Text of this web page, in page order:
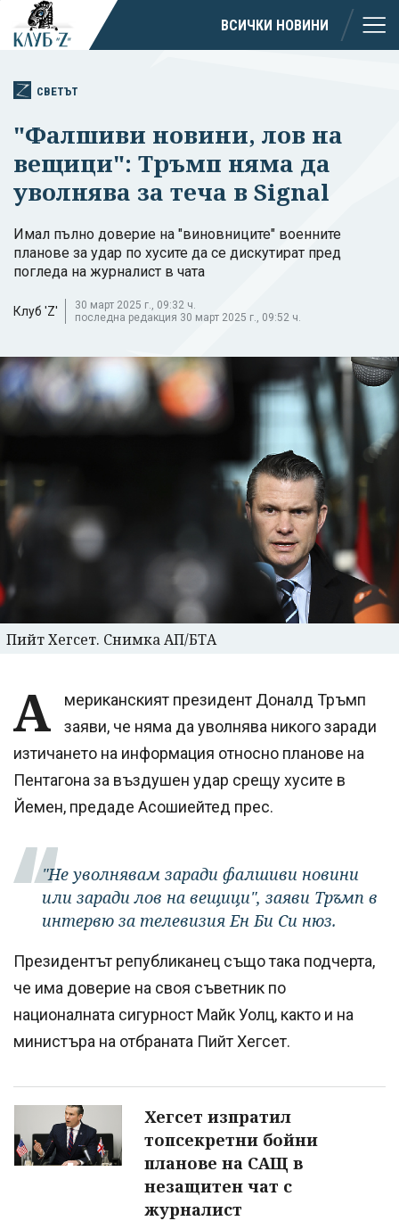
ВСИЧКИ НОВИНИ
СВЕТЪТ
"Фалшиви новини, лов на
вещици": Тръмп няма да
уволнява за теча в Signal
Имал пълно доверие на "виновниците" военните
планове за удар по хусите да се дискутират пред
погледа на журналист в чата
Клуб 'Z'
30 март 2025 г., 09:32 ч.
последна редакция 30 март 2025 г., 09:52 ч.
Пийт Хегсет. Снимка АП/БТА
А
мериканският президент Доналд Тръмп
заяви, че няма да уволнява никого заради
изтичането на информация относно планове на
Пентагона за въздушен удар срещу хусите в
Йемен, предаде Асошиейтед прес.
"Не уволнявам заради фалшиви новини
или заради лов на вещици", заяви Тръмп в
интервю за телевизия Ен Би Си нюз.
Президентът републиканец също така подчерта,
че има доверие на своя съветник по
националната сигурност Майк Уолц, както и на
министъра на отбраната Пийт Хегсет.
Хегсет изпратил
топсекретни бойни
планове на САЩ в
незащитен чат с
журналист